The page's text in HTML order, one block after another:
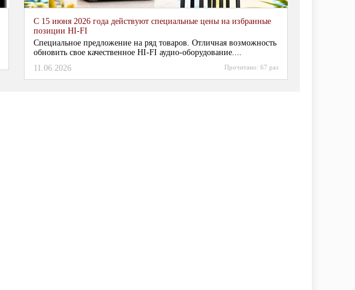
С 15 июня 2026 года действуют специальные цены на избранные
позиции HI-FI
Специальное предложение на ряд товаров. Отличная возможность
обновить свое качественное HI-FI аудио-оборудование....
11.06.2026
Прочитано: 67 раз